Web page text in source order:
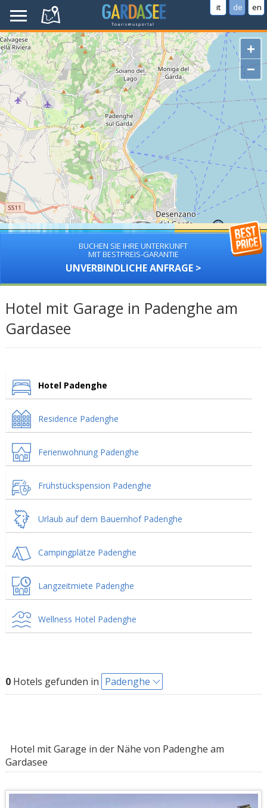
it de en
+
−
BUCHEN SIE IHRE UNTERKUNFT
MIT BESTPREIS-GARANTIE
UNVERBINDLICHE ANFRAGE >
Hotel mit Garage in Padenghe am
Gardasee
Hotel Padenghe
Residence Padenghe
Ferienwohnung Padenghe
Frühstückspension Padenghe
Urlaub auf dem Bauernhof Padenghe
Campingplätze Padenghe
Langzeitmiete Padenghe
Wellness Hotel Padenghe
0Hotels gefunden in Padenghe
Hotel mit Garage in der Nähe von Padenghe am
Gardasee